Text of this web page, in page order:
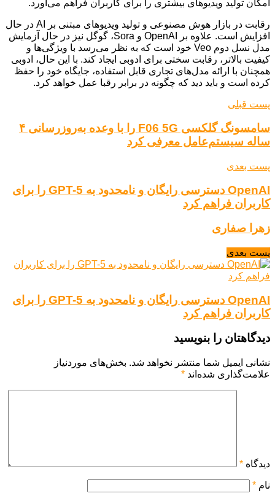
امکان تولید ویدیوهای بیشتری را برای کاربران فراهم می‌آورد.
رقابت در بازار هوش مصنوعی و تولید ویدیوهای مبتنی بر AI در حال
افزایش است. علاوه بر OpenAI و Sora، گوگل نیز در حال آزمایش
مدل نسل دوم Veo خود است که به نظر می‌رسد با ویژگی‌ها و
کیفیت بالاتر، رقابت سختی برای ادوبی ایجاد کند. با این حال، ادوبی
همچنان با ارائه مدل‌های تجاری قابل استفاده، جایگاه خود را حفظ
کرده است و باید دید که چگونه در برابر رقبا عمل خواهد کرد.
پست قبلی
سامسونگ گلکسی F06 5G را با وعده به‌روزرسانی ۴
ساله سیستم‌عامل معرفی کرد
پست بعدی
OpenAI دسترسی رایگان و نامحدود به GPT-5 را برای
کاربران فراهم کرد
زهرا صفاری
پست بعدی
OpenAI دسترسی رایگان و نامحدود به GPT-5 را برای
کاربران فراهم کرد
دیدگاهتان را بنویسید
نشانی ایمیل شما منتشر نخواهد شد. بخش‌های موردنیاز
علامت‌گذاری شده‌اند *
دیدگاه *
نام *